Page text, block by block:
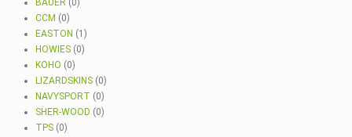
BAUER (0)
CCM (0)
EASTON (1)
HOWIES (0)
KOHO (0)
LIZARDSKINS (0)
NAVYSPORT (0)
SHER-WOOD (0)
TPS (0)